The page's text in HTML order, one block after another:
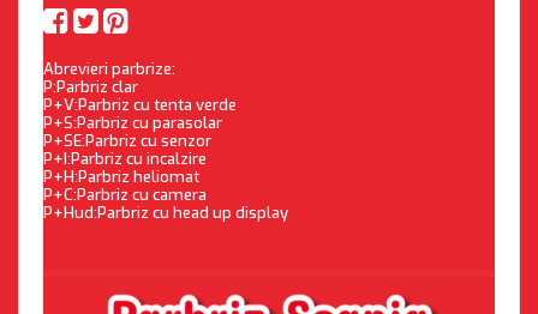
Abrevieri parbrize:
P:Parbriz clar
P+V:Parbriz cu tenta verde
P+S:Parbriz cu parasolar
P+SE:Parbriz cu senzor
P+I:Parbriz cu incalzire
P+H:Parbriz heliomat
P+C:Parbriz cu camera
P+Hud:Parbriz cu head up display